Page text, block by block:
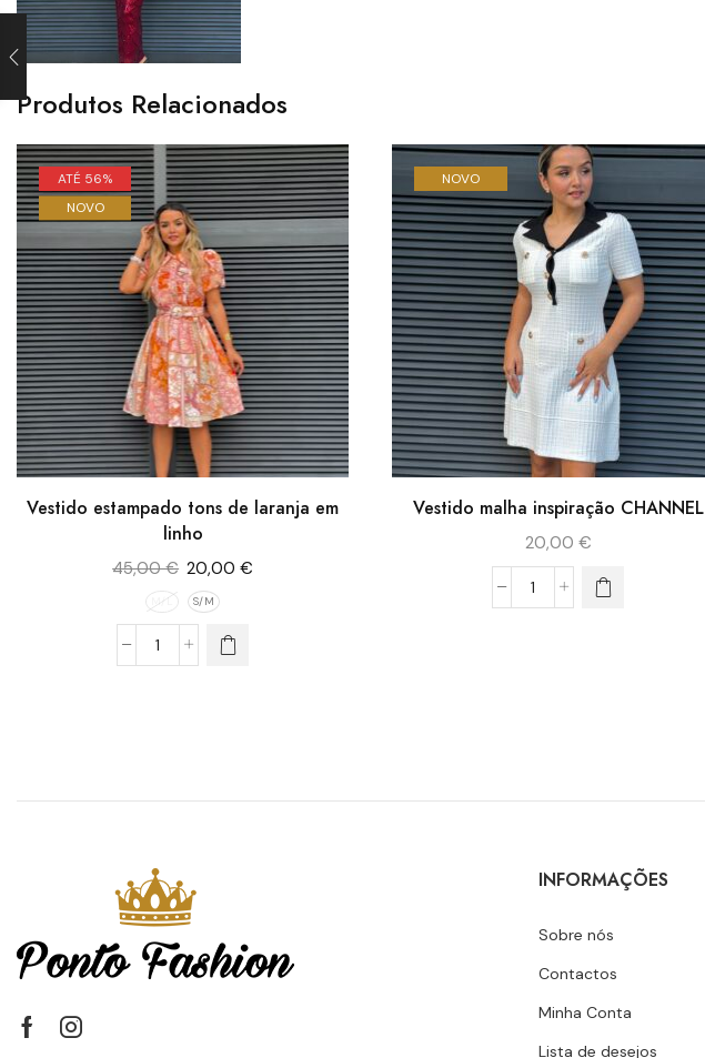
Produtos Relacionados
ATÉ 56%
NOVO
Vestido estampado tons de laranja em
linho
45,00€ 20,00€
M/L S/M
NOVO
Vestido malha inspiração CHANNEL
20,00 €
INFORMAÇÕES
Sobre nós
Contactos
Minha Conta
Lista de desejos